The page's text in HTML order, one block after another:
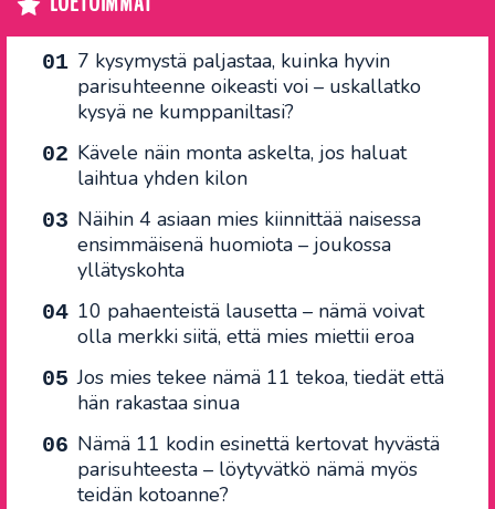
7 kysymystä paljastaa, kuinka hyvin
parisuhteenne oikeasti voi – uskallatko
kysyä ne kumppaniltasi?
Kävele näin monta askelta, jos haluat
laihtua yhden kilon
Näihin 4 asiaan mies kiinnittää naisessa
ensimmäisenä huomiota – joukossa
yllätyskohta
10 pahaenteistä lausetta – nämä voivat
olla merkki siitä, että mies miettii eroa
Jos mies tekee nämä 11 tekoa, tiedät että
hän rakastaa sinua
Nämä 11 kodin esinettä kertovat hyvästä
parisuhteesta – löytyvätkö nämä myös
teidän kotoanne?